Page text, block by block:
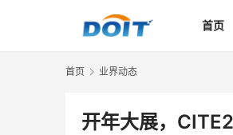
首页
首页 业界动态
开年大展，